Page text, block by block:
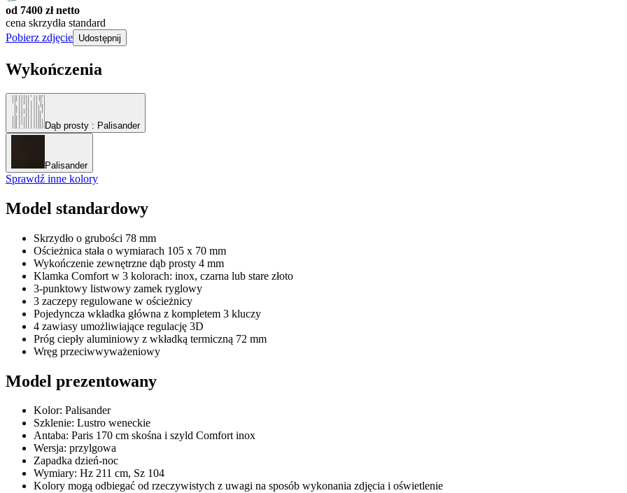
od 7400 zł netto
cena skrzydła standard
Pobierz zdjęcie Udostępnij
Wykończenia
Dąb prosty : Palisander
Palisander
Sprawdź inne kolory
Model standardowy
Skrzydło o grubości 78 mm
Ościeżnica stała o wymiarach 105 x 70 mm
Wykończenie zewnętrzne dąb prosty 4 mm
Klamka Comfort w 3 kolorach: inox, czarna lub stare złoto
3-punktowy listwowy zamek ryglowy
3 zaczepy regulowane w ościeżnicy
Pojedyncza wkładka główna z kompletem 3 kluczy
4 zawiasy umożliwiające regulację 3D
Próg ciepły aluminiowy z wkładką termiczną 72 mm
Wręg przeciwwyważeniowy
Model prezentowany
Kolor: Palisander
Szklenie: Lustro weneckie
Antaba: Paris 170 cm skośna i szyld Comfort inox
Wersja: przylgowa
Zapadka dzień-noc
Wymiary: Hz 211 cm, Sz 104
Kolory mogą odbiegać od rzeczywistych z uwagi na sposób wykonania zdjęcia i oświetlenie